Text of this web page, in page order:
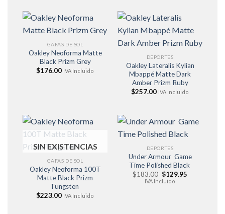
GAFAS DE SOL
Oakley Neoforma Matte
Black Prizm Grey
$176.00 IVA Incluido
DEPORTES
Oakley Lateralis Kylian
Mbappé Matte Dark
Amber Prizm Ruby
$257.00 IVA Incluido
SIN EXISTENCIAS
GAFAS DE SOL
Oakley Neoforma 100T
Matte Black Prizm
Tungsten
$223.00 IVA Incluido
DEPORTES
Under Armour Game
Time Polished Black
$183.00 El
precio
$129.95
IVA Incluido